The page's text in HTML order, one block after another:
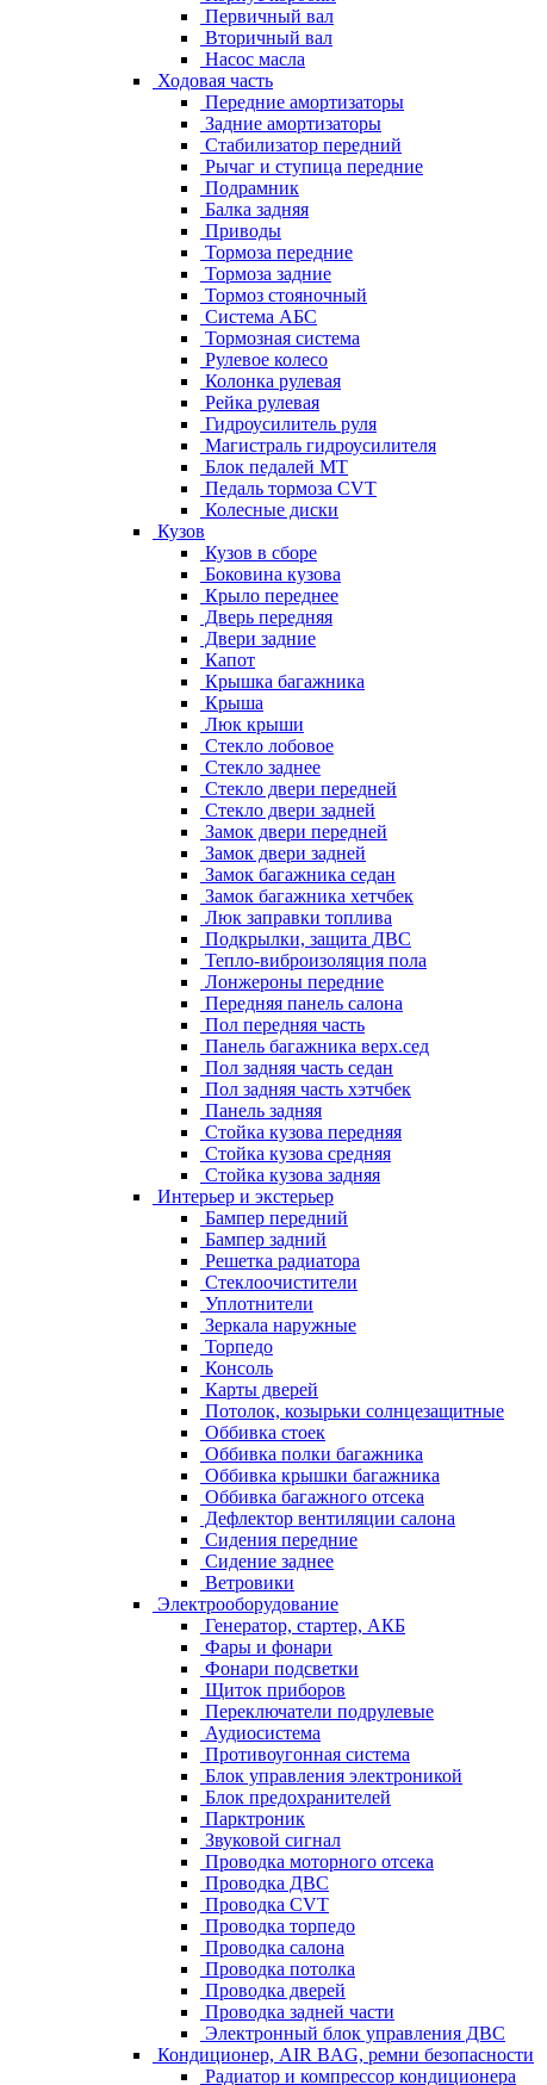
Первичный вал
Вторичный вал
Насос масла
Ходовая часть
Передние амортизаторы
Задние амортизаторы
Стабилизатор передний
Рычаг и ступица передние
Подрамник
Балка задняя
Приводы
Тормоза передние
Тормоза задние
Тормоз стояночный
Система АБС
Тормозная система
Рулевое колесо
Колонка рулевая
Рейка рулевая
Гидроусилитель руля
Магистраль гидроусилителя
Блок педалей МТ
Педаль тормоза CVT
Колесные диски
Кузов
Кузов в сборе
Боковина кузова
Крыло переднее
Дверь передняя
Двери задние
Капот
Крышка багажника
Крыша
Люк крыши
Стекло лобовое
Стекло заднее
Стекло двери передней
Стекло двери задней
Замок двери передней
Замок двери задней
Замок багажника седан
Замок багажника хетчбек
Люк заправки топлива
Подкрылки, защита ДВС
Тепло-виброизоляция пола
Лонжероны передние
Передняя панель салона
Пол передняя часть
Панель багажника верх.сед
Пол задняя часть седан
Пол задняя часть хэтчбек
Панель задняя
Стойка кузова передняя
Стойка кузова средняя
Стойка кузова задняя
Интерьер и экстерьер
Бампер передний
Бампер задний
Решетка радиатора
Стеклоочистители
Уплотнители
Зеркала наружные
Торпедо
Консоль
Карты дверей
Потолок, козырьки солнцезащитные
Оббивка стоек
Оббивка полки багажника
Оббивка крышки багажника
Оббивка багажного отсека
Дефлектор вентиляции салона
Сидения передние
Сидение заднее
Ветровики
Электрооборудование
Генератор, стартер, АКБ
Фары и фонари
Фонари подсветки
Щиток приборов
Переключатели подрулевые
Аудиосистема
Противоугонная система
Блок управления электроникой
Блок предохранителей
Парктроник
Звуковой сигнал
Проводка моторного отсека
Проводка ДВС
Проводка CVT
Проводка торпедо
Проводка салона
Проводка потолка
Проводка дверей
Проводка задней части
Электронный блок управления ДВС
Кондиционер, AIR BAG, ремни безопасности
Радиатор и компрессор кондиционера